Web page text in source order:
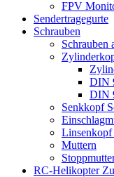
FPV
Sendertragegurte
Schrauben
Schrauben
DIN
DIN
Senkkopf
Linsenkopf
Muttern
RC-Helikopter